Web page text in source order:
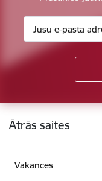
Kājene
Ātrās saites
Vakances